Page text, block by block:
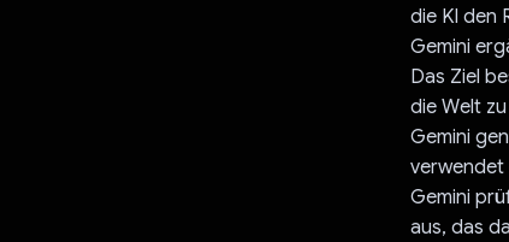
die KI den
Gemini
Das Ziel
die Welt
Gemini
verwendet
Gemini
aus, das